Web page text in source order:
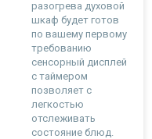
разогрева духовой
шкаф будет готов
по вашему первому
требованию
сенсорный дисплей
с таймером
позволяет с
легкостью
отслеживать
состояние блюд.